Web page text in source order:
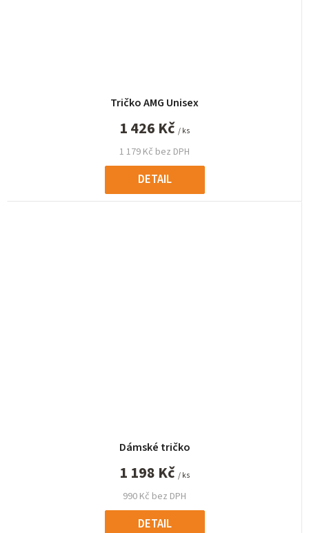
Tričko AMG Unisex
1 179 Kč bez DPH
1 426 Kč / ks
DETAIL
Dámské tričko
990 Kč bez DPH
1 198 Kč / ks
DETAIL